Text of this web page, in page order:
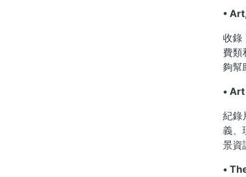
•
收錄
費類
夠幫
•
紀錄
義、
景資
•